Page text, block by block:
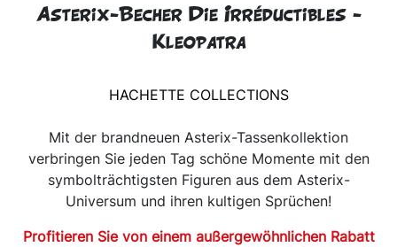
Asterix-Becher Die Irréductibles -
Kleopatra
HACHETTE COLLECTIONS
Mit der brandneuen Asterix-Tassenkollektion
verbringen Sie jeden Tag schöne Momente mit den
symbolträchtigsten Figuren aus dem Asterix-
Universum und ihren kultigen Sprüchen!
Profitieren Sie von einem außergewöhnlichen Rabatt